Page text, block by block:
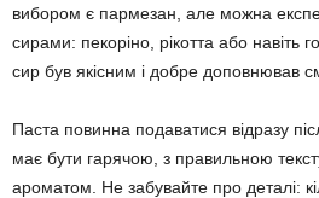
вибором є пармезан, але можна
сирами: пекоріно, рікотта або навіть
сир був якісним і добре доповнював
Паста повинна подаватися відразу
має бути гарячою, з правильною
ароматом. Не забувайте про деталі: